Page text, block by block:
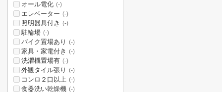
オール電化 (-)
エレベーター (-)
照明器具付き (-)
駐輪場 (-)
バイク置場あり (-)
家具・家電付き (-)
洗濯機置場有 (-)
外観タイル張り (-)
コンロ２口以上 (-)
食器洗い乾燥機 (-)